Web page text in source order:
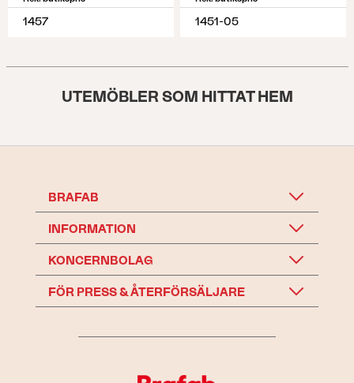
1457 1451-05
UTEMÖBLER SOM HITTAT HEM
BRAFAB
INFORMATION
KONCERNBOLAG
FÖR PRESS & ÅTERFÖRSÄLJARE